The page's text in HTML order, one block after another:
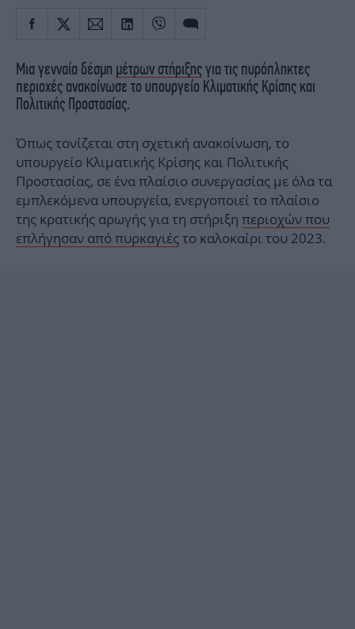
Μια γενναία δέσμη μέτρων στήριξηςγια τις πυρόπληκτες
περιοχές ανακοίνωσε το υπουργείο Κλιματικής Κρίσης και
Πολιτικής Προστασίας.
Όπως τονίζεται στη σχετική ανακοίνωση, το
υπουργείο Κλιματικής Κρίσης και Πολιτικής
Προστασίας, σε ένα πλαίσιο συνεργασίας με όλα τα
εμπλεκόμενα υπουργεία, ενεργοποιεί το πλαίσιο
της κρατικής αρωγής για τη στήριξη περιοχών που
επλήγησαν από πυρκαγιέςτο καλοκαίρι του 2023.